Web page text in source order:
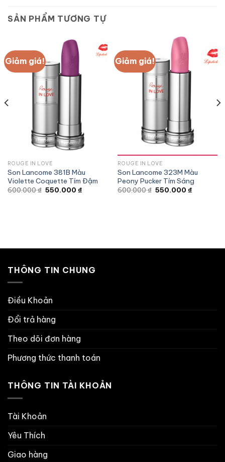
SẢN PHẨM TƯƠNG TỰ
Giảm giá!
ROUGE IN LOVE
Son Lancome 381B Màu
Violette Coquette Tím Đậm
600.000₫ Giá
550.000 ₫Giá
Giảm giá!
ROUGE IN LOVE
Son Lancome 323M Màu
Peony Pucker Tím Sáng
600.000₫ Giá
550.000 ₫Giá
THÔNG TIN CHUNG
Điều Khoản
Đổi trả hàng
Theo dõi đơn hàng
Phương thức thanh toán
THÔNG TIN TÀI KHOẢN
Tài Khoản
Yêu Thích
Giao hàng